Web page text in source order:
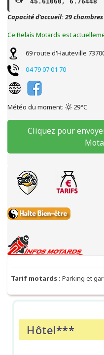
45.61060, 6.76448
Capacité d'accueil: 29 chambres
Ce Relais Motards est
69 route d'Hauteville
04 79 07 01 70
Météo du moment: 29°C
Cliquez pour
Tarif motards : Parking et
Hôtel***